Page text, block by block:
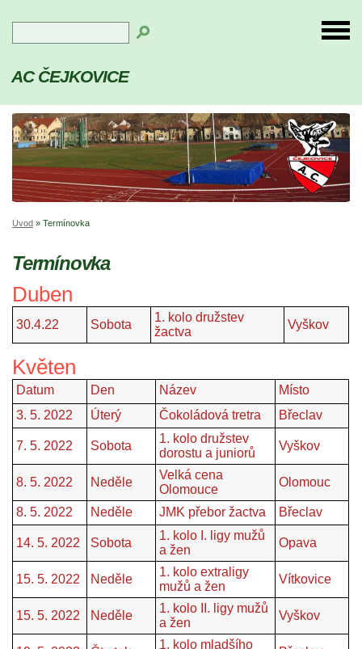
AC ČEJKOVICE
Úvod » Termínovka
Termínovka
Duben
30.4.22 Sobota
1. kolo družstev
žactva
Vyškov
Květen
Datum Den Název
Místo
3. 5. 2022
Úterý Čokoládová tretra Břeclav
7. 5. 2022 Sobota
1. kolo družstev
dorostu a juniorů
Vyškov
8. 5. 2022 Neděle
Velká cena
Olomouce
Olomouc
8. 5. 2022 Neděle JMK přebor žactva Břeclav
14. 5. 2022 Sobota
1. kolo I. ligy mužů
a žen
Opava
15. 5. 2022 Neděle
1. kolo extraligy
mužů a žen
Vítkovice
15. 5. 2022 Neděle
1. kolo II. ligy mužů
a žen
Vyškov
1. kolo mladšího